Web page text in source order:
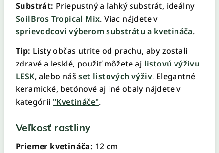
Substrát: Priepustný a ľahký substrát, ideálny
SoilBros Tropical Mix. Viac nájdete v
sprievodcovi výberom substrátu a kvetináča.
Tip: Listy občas utrite od prachu, aby zostali
zdravé a lesklé, použiť môžete aj listovú výživu
LESK, alebo nášset listových výživ. Elegantné
keramické, betónové aj iné obaly nájdete v
kategórii "Kvetináče".
Veľkosť rastliny
Priemer kvetináča: 12 cm